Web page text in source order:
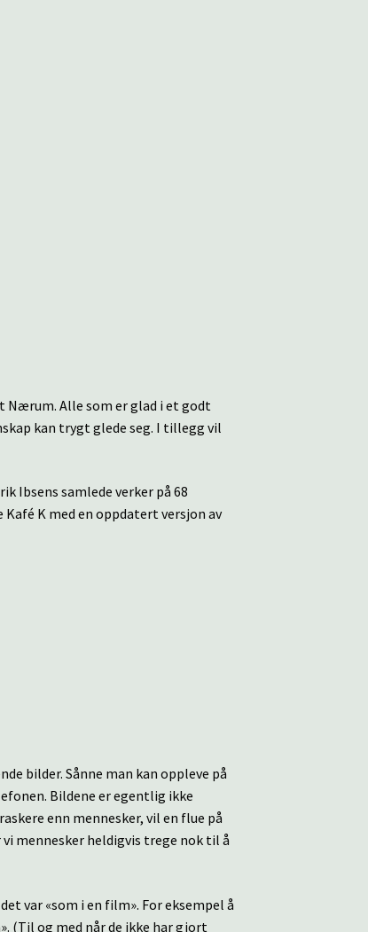
Nærum. Alle som er glad i et godt
kan trygt glede seg. I tillegg vil
Ibsens samlede verker på 68
K med en oppdatert versjon av
bilder. Sånne man kan oppleve på
Bildene er egentlig ikke
enn mennesker, vil en flue på
mennesker heldigvis trege nok til å
var «som i en film». For eksempel å
(Til og med når de ikke har gjort